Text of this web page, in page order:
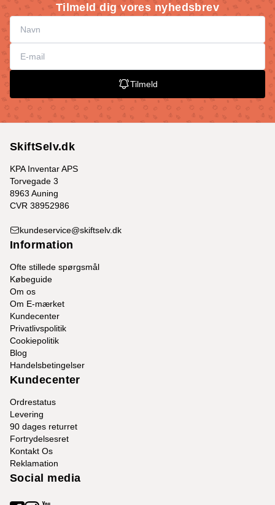
Tilmeld dig vores nyhedsbrev
Tilmeld
SkiftSelv.dk
KPA Inventar APS
Torvegade 3
8963 Auning
CVR 38952986
kundeservice@skiftselv.dk
Information
Ofte stillede spørgsmål
Købeguide
Om os
Om E-mærket
Kundecenter
Privatlivspolitik
Cookiepolitik
Blog
Handelsbetingelser
Kundecenter
Ordrestatus
Levering
90 dages returret
Fortrydelsesret
Kontakt Os
Reklamation
Social media